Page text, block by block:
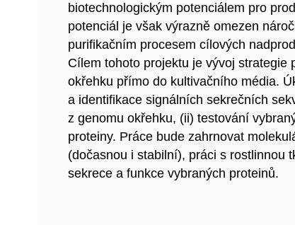
biotechnologickým potenciálem pro
potenciál je však výrazně omezen
purifikačním procesem cílových
Cílem tohoto projektu je vývoj strategie
okřehku přímo do kultivačního média.
a identifikace signálních sekrečních
z genomu okřehku, (ii) testování
proteiny. Práce bude zahrnovat
(dočasnou i stabilní), práci s rostlinnou
sekrece a funkce vybraných proteinů.